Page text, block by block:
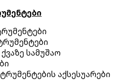
სამუშაო
აქსესუარები